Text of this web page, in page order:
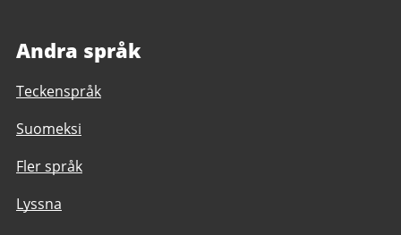
Andra språk
Teckenspråk
Suomeksi
Fler språk
Lyssna